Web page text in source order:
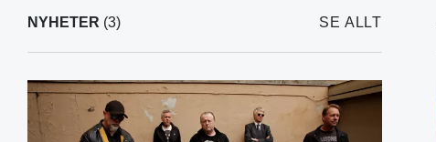
NYHETER (3) SE ALLT